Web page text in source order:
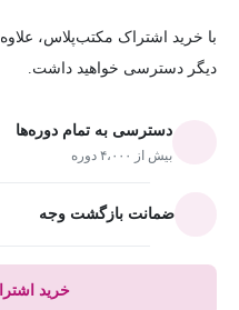
دیگر دسترسی خواهید داشت.
دسترسی به تمام دوره‌ها
بیش از ۴،۰۰۰ دوره
ضمانت بازگشت وجه
خرید